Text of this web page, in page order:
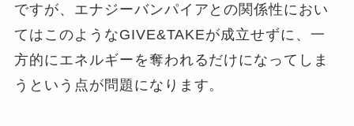
ですが、エナジーバンパイアとの関係性におい
てはこのようなGIVE&TAKEが成立せずに、一
方的にエネルギーを奪われるだけになってしま
うという点が問題になります。